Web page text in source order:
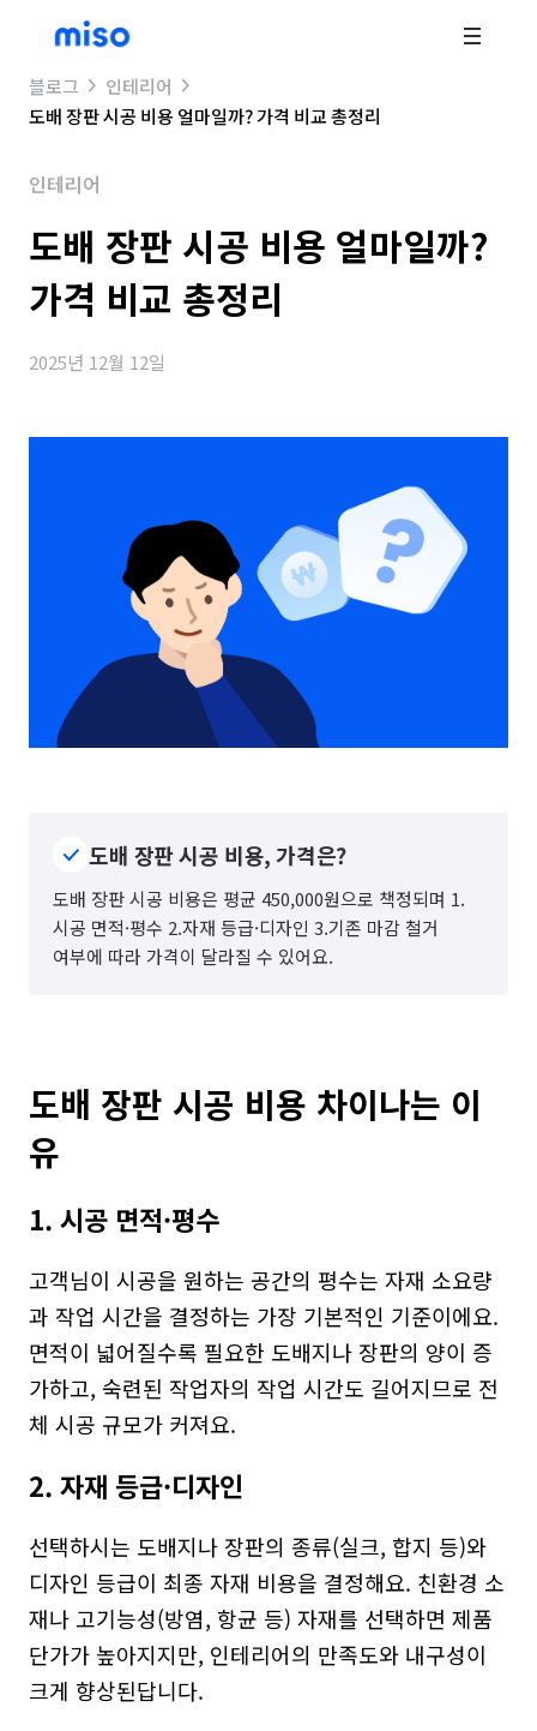
블로그
인테리어
도배 장판 시공 비용 얼마일까? 가격 비교 총정리
인테리어
도배 장판 시공 비용 얼마일까?
가격 비교 총정리
2025년 12월 12일
도배 장판 시공 비용, 가격은?
도배 장판 시공 비용은 평균 450,000원으로 책정되며 1.
시공 면적·평수 2.자재 등급·디자인 3.기존 마감 철거
여부에 따라 가격이 달라질 수 있어요.
도배 장판 시공 비용 차이나는 이
유
1. 시공 면적·평수
고객님이 시공을 원하는 공간의 평수는 자재 소요량
과 작업 시간을 결정하는 가장 기본적인 기준이에요.
면적이 넓어질수록 필요한 도배지나 장판의 양이 증
가하고, 숙련된 작업자의 작업 시간도 길어지므로 전
체 시공 규모가 커져요.
2. 자재 등급·디자인
선택하시는 도배지나 장판의 종류(실크, 합지 등)와
디자인 등급이 최종 자재 비용을 결정해요. 친환경 소
재나 고기능성(방염, 항균 등) 자재를 선택하면 제품
단가가 높아지지만, 인테리어의 만족도와 내구성이
크게 향상된답니다.